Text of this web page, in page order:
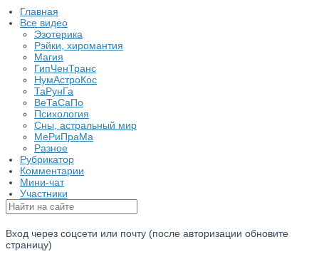
Главная
Все видео
Эзотерика
Рэйки, хиромантия
Магия
ГипЧенТранс
НумАстроКос
ТаРунГа
ВеТаСаПо
Психология
Cны, астральный мир
МеРиПраМа
Разное
Рубрикатор
Комментарии
Мини-чат
Участники
Вход через соцсети или почту (после авторизации обновите
страницу)